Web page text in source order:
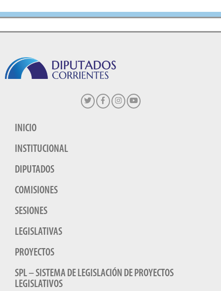
INICIO
INSTITUCIONAL
DIPUTADOS
COMISIONES
SESIONES
LEGISLATIVAS
PROYECTOS
SPL – SISTEMA DE LEGISLACIÓN DE PROYECTOS
LEGISLATIVOS